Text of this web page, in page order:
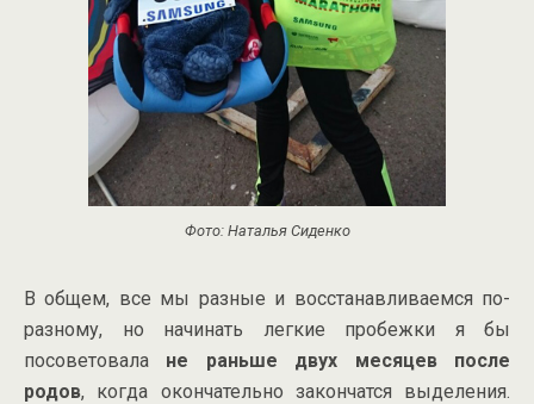
Фото: Наталья Сиденко
В общем, все мы разные и восстанавливаемся по-
разному, но начинать легкие пробежки я бы
посоветовала не раньше двух месяцев после
родов, когда окончательно закончатся выделения.